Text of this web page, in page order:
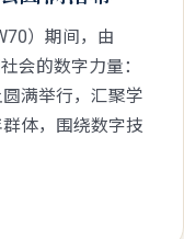
）期间，由
会的数字力量：
满举行，汇聚学
体，围绕数字技